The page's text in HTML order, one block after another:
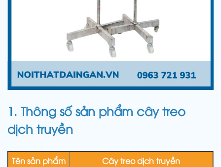
1. Thông số sản phẩm cây treo
dịch truyền
Tên sản phẩm
Cây treo dịch truyền